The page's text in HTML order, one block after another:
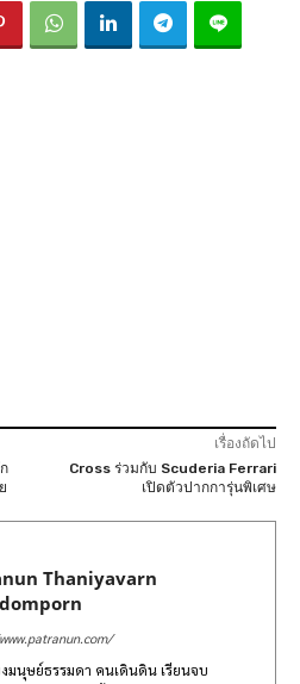
เรื่องถัดไป
Cross ร่วมกับ Scuderia Ferrari
เปิดตัวปากการุ่นพิเศษ
Thaniyavarn
มนุษย์ธรรมดา คนเดินดิน เรียนจบ